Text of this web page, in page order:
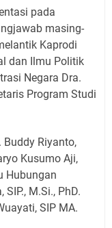
pada
masing-
Kaprodi
dan Ilmu Politik
Negara Dra.
Program Studi
Riyanto,
Kusumo Aji,
Hubungan
M.Si., PhD.
SIP MA.